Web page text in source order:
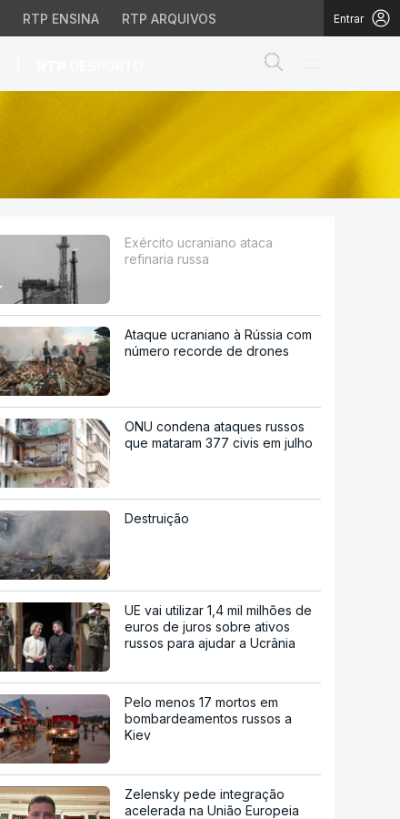
RTP ENSINA RTP ARQUIVOS Entrar
Exército ucraniano ataca
refinaria russa
Ataque ucraniano à Rússia com
número recorde de drones
ONU condena ataques russos
que mataram 377 civis em julho
Destruição
UE vai utilizar 1,4 mil milhões de
euros de juros sobre ativos
russos para ajudar a Ucrânia
Pelo menos 17 mortos em
bombardeamentos russos a
Kiev
Zelensky pede integração
acelerada na União Europeia